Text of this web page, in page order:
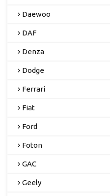
Daewoo
DAF
Denza
Dodge
Ferrari
Fiat
Ford
Foton
GAC
Geely